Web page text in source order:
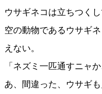
ウサギネコは立ちつく
空の動物であるウサギ
えない。
「ネズミ一匹通すニ
あ、間違った、ウサギ